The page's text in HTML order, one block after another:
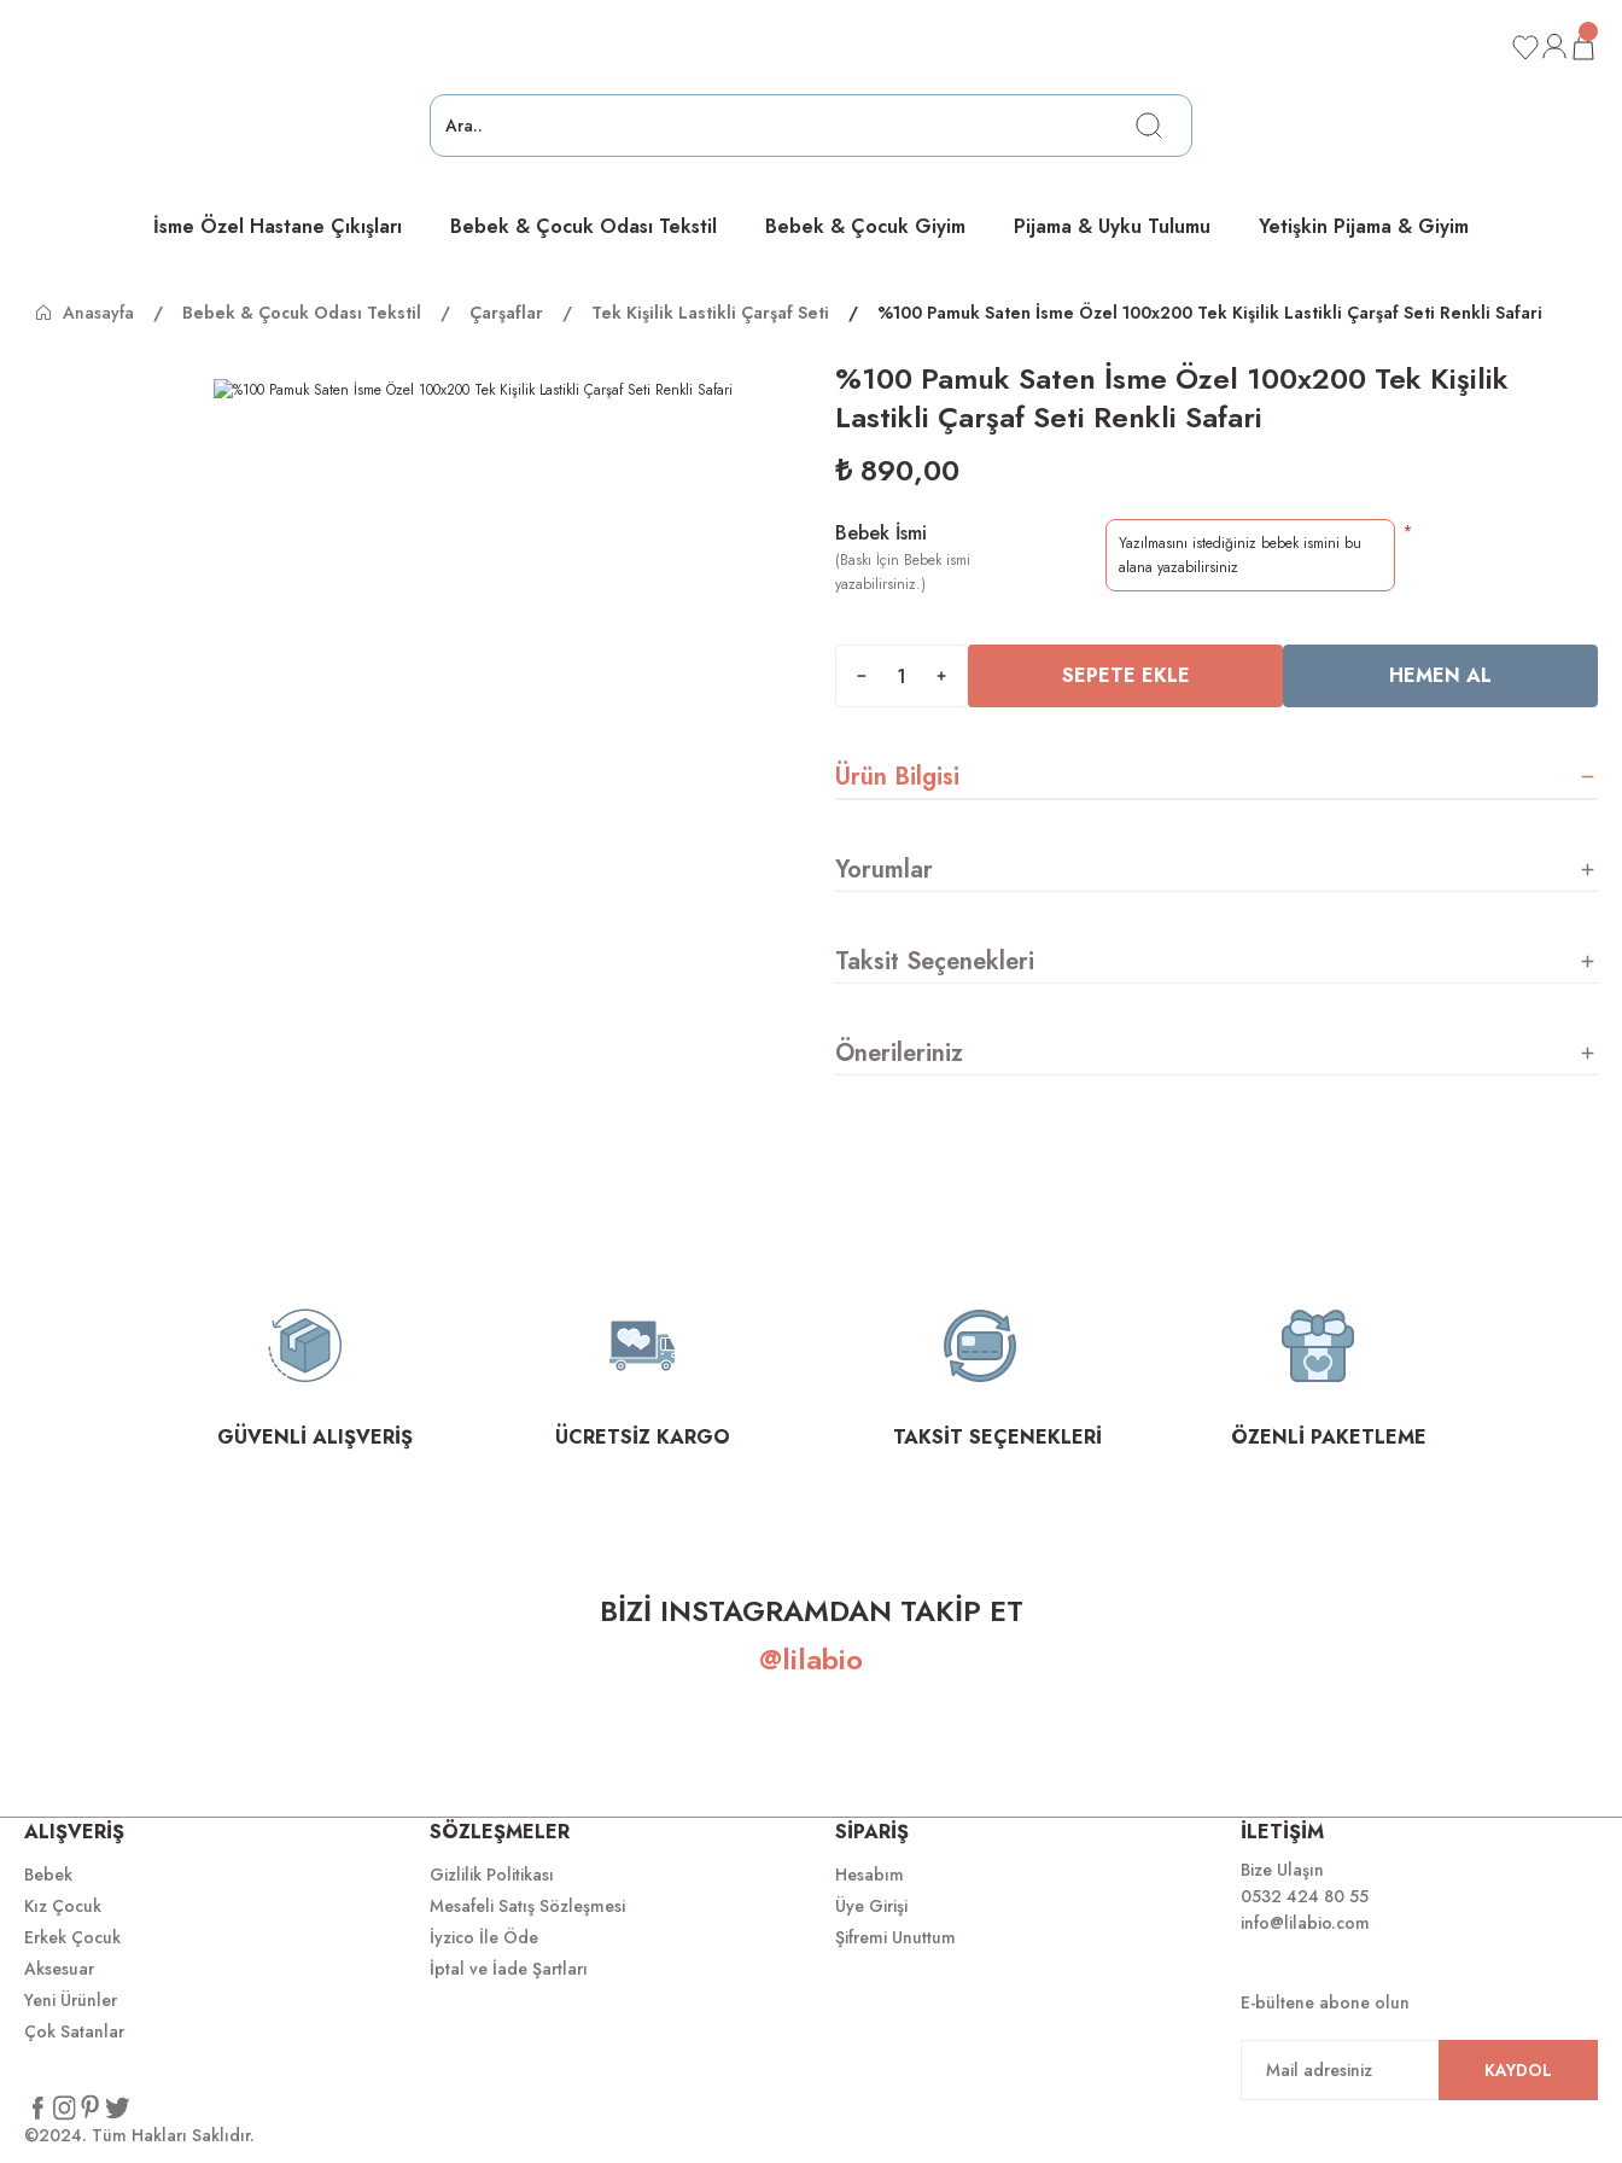
ücretsiz
İsme Özel Hastane Çıkışları Bebek & Çocuk Odası Tekstil Bebek & Çocuk Giyim Pijama & Uyku Tulumu Yetişkin Pijama & Giyim
Anasayfa Bebek & Çocuk Odası Tekstil Çarşaflar Tek Kişilik Lastikli Çarşaf Seti %100 Pamuk Saten İsme Özel 100x200 Tek Kişilik Lastikli Çarşaf Seti Renkli Safari
%100 Pamuk Saten İsme Özel 100x200 Tek Kişilik
Lastikli Çarşaf Seti Renkli Safari
₺ 890,00
Bebek İsmi *
SEPETE EKLE HEMEN AL
Ürün Bilgisi
Yorumlar
Taksit Seçenekleri
Önerileriniz
GÜVENLİ ALIŞVERİŞ ÜCRETSİZ KARGO TAKSİT SEÇENEKLERİ ÖZENLİ PAKETLEME
BİZİ INSTAGRAMDAN TAKİP ET
@lilabio
ALIŞVERİŞ
Bebek
Kız Çocuk
Erkek Çocuk
Aksesuar
Yeni Ürünler
Çok Satanlar
SÖZLEŞMELER
Gizlilik Politikası
Mesafeli Satış Sözleşmesi
İyzico İle Öde
İptal ve İade Şartları
SİPARİŞ
Hesabım
Üye Girişi
Şifremi Unuttum
İLETİŞİM
Bize Ulaşın
0532 424 80 55
info@lilabio.com
E-bültene abone olun
KAYDOL
©2024. Tüm Hakları Saklıdır.